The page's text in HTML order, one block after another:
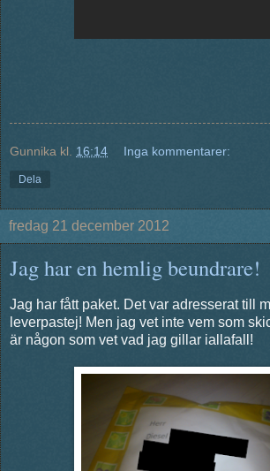
Gunnika kl. 16:14 Inga kommentarer:
Dela
fredag 21 december 2012
Jag har en hemlig beundrare!
Jag har fått paket. Det var adresserat till
leverpastej! Men jag vet inte vem som
är någon som vet vad jag gillar iallafall!